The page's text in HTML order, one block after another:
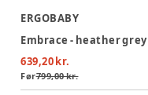
ERGOBABY
Embrace - heather grey
639,20 kr.
Før799,00 kr.